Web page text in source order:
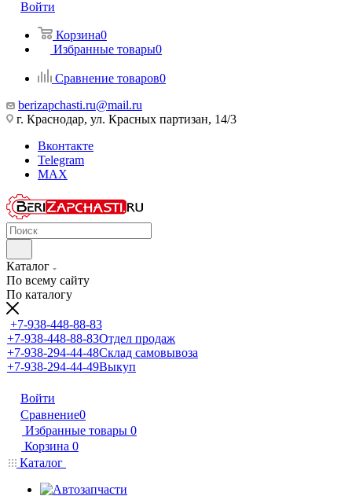
Войти
Корзина0
Избранные товары0
Сравнение товаров0
berizapchasti.ru@mail.ru
г. Краснодар, ул. Красных партизан, 14/3
Вконтакте
Telegram
MAX
Каталог
По всему сайту
По каталогу
+7-938-448-88-83
+7-938-448-88-83Отдел продаж
+7-938-294-44-48Склад самовывоза
+7-938-294-44-49Выкуп
Войти
Сравнение0
Избранные товары 0
Корзина 0
Каталог